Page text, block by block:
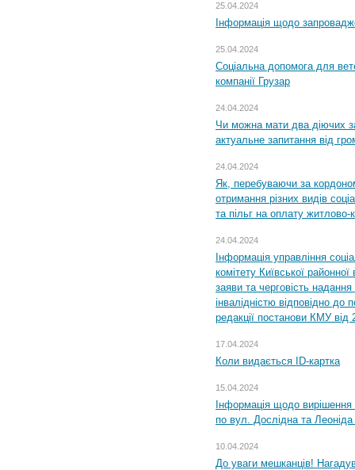
25.04.2024
Інформація щодо
25.04.2024
Соціальна допомога для
компанії Грузар
24.04.2024
Чи можна мати два діючих
актуальне запитання від
24.04.2024
Як, перебуваючи за
отримання різних видів
та пільг на оплату
24.04.2024
Інформація управління
комітету Київської
заяви та черговість надання
інвалідністю відповідно
редакції постанови КМУ
17.04.2024
Коли видається ID-картка
15.04.2024
Інформація щодо
по вул. Дослідна та Леоніда
10.04.2024
До уваги мешканців!